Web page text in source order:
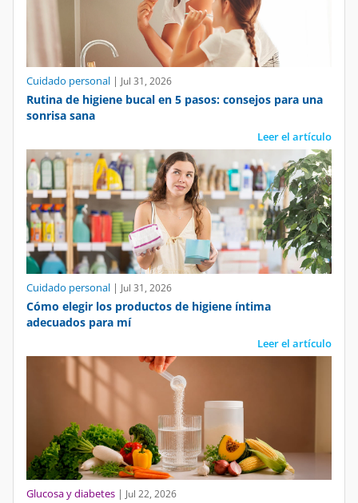
Cuidado personal | Jul 31, 2026
Rutina de higiene bucal en 5 pasos: consejos para una
sonrisa sana
Leer el artículo
Cuidado personal | Jul 31, 2026
Cómo elegir los productos de higiene íntima
adecuados para mí
Leer el artículo
Glucosa y diabetes | Jul 22, 2026